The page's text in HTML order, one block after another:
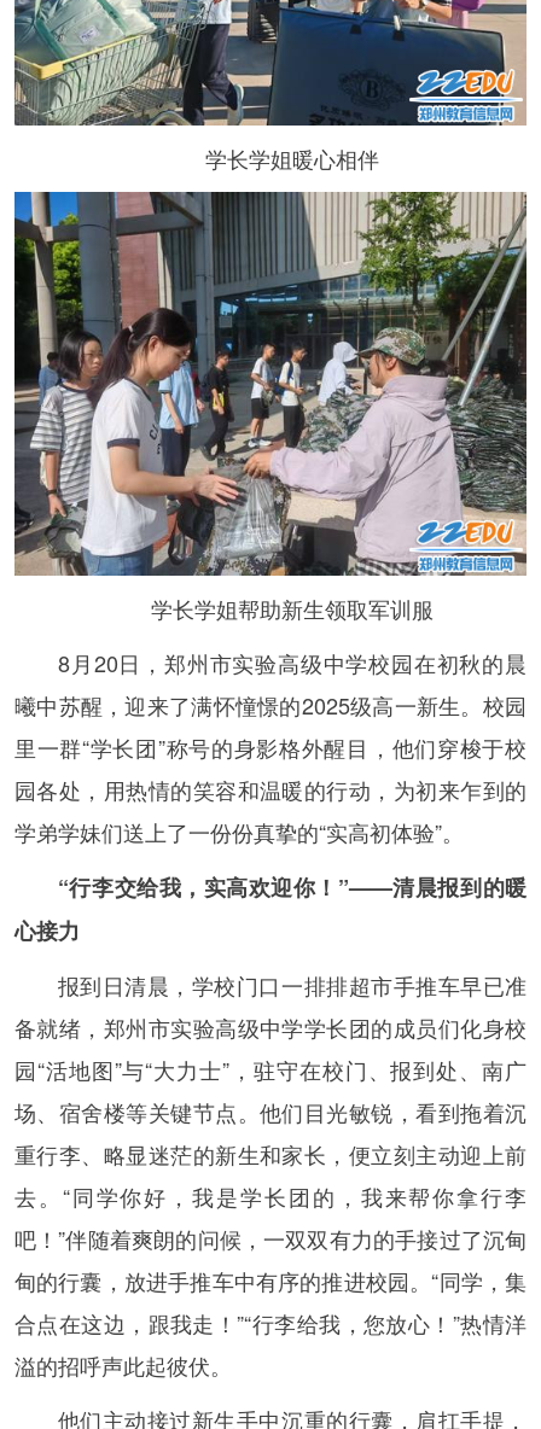
学长学姐暖心相伴
学长学姐帮助新生领取军训服
8月20日，郑州市实验高级中学校园在初秋的晨
曦中苏醒，迎来了满怀憧憬的2025级高一新生。校园
里一群“学长团”称号的身影格外醒目，他们穿梭于校
园各处，用热情的笑容和温暖的行动，为初来乍到的
学弟学妹们送上了一份份真挚的“实高初体验”。
“行李交给我，实高欢迎你！”——清晨报到的暖
心接力
报到日清晨，学校门口一排排超市手推车早已准
备就绪，郑州市实验高级中学学长团的成员们化身校
园“活地图”与“大力士”，驻守在校门、报到处、南广
场、宿舍楼等关键节点。他们目光敏锐，看到拖着沉
重行李、略显迷茫的新生和家长，便立刻主动迎上前
去。“同学你好，我是学长团的，我来帮你拿行李
吧！”伴随着爽朗的问候，一双双有力的手接过了沉甸
甸的行囊，放进手推车中有序的推进校园。“同学，集
合点在这边，跟我走！”“行李给我，您放心！”热情洋
溢的招呼声此起彼伏。
他们主动接过新生手中沉重的行囊，肩扛手提，